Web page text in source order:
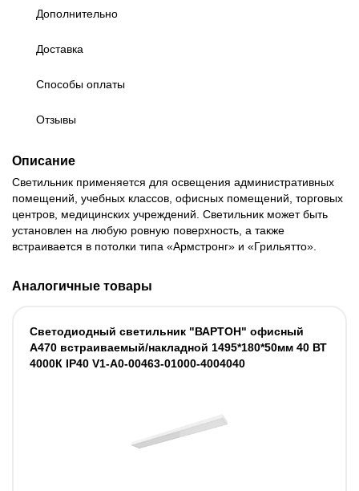
Дополнительно
Доставка
Способы оплаты
Отзывы
Описание
Светильник применяется для освещения административных
помещений, учебных классов, офисных помещений, торговых
центров, медицинских учреждений. Светильник может быть
установлен на любую ровную поверхность, а также
встраивается в потолки типа «Армстронг» и «Грильятто».
Аналогичные товары
Светодиодный светильник "ВАРТОН" офисный
А470 встраиваемый/накладной 1495*180*50мм 40 ВТ
4000К IP40 V1-A0-00463-01000-4004040